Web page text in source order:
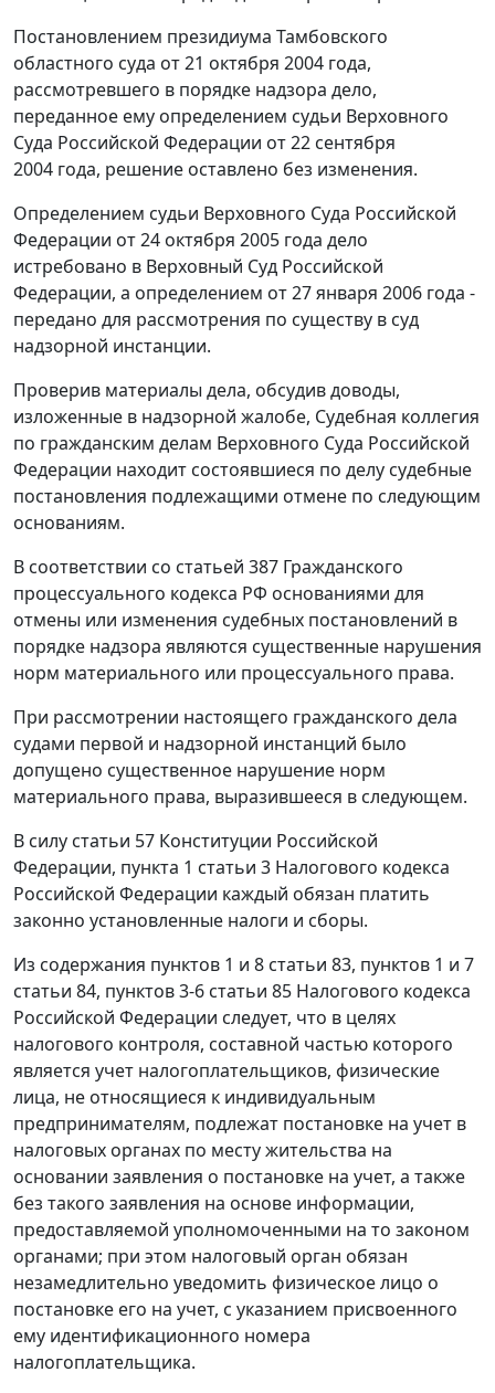
Постановлением президиума Тамбовского
областного суда от 21 октября 2004 года,
рассмотревшего в порядке надзора дело,
переданное ему определением судьи Верховного
Суда Российской Федерации от 22 сентября
2004 года, решение оставлено без изменения.
Определением судьи Верховного Суда Российской
Федерации от 24 октября 2005 года дело
истребовано в Верховный Суд Российской
Федерации, а определением от 27 января 2006 года -
передано для рассмотрения по существу в суд
надзорной инстанции.
Проверив материалы дела, обсудив доводы,
изложенные в надзорной жалобе, Судебная коллегия
по гражданским делам Верховного Суда Российской
Федерации находит состоявшиеся по делу судебные
постановления подлежащими отмене по следующим
основаниям.
В соответствии со статьей 387 Гражданского
процессуального кодекса РФ основаниями для
отмены или изменения судебных постановлений в
порядке надзора являются существенные нарушения
норм материального или процессуального права.
При рассмотрении настоящего гражданского дела
судами первой и надзорной инстанций было
допущено существенное нарушение норм
материального права, выразившееся в следующем.
В силу статьи 57 Конституции Российской
Федерации, пункта 1 статьи 3 Налогового кодекса
Российской Федерации каждый обязан платить
законно установленные налоги и сборы.
Из содержания пунктов 1 и 8 статьи 83, пунктов 1 и 7
статьи 84, пунктов 3-6 статьи 85 Налогового кодекса
Российской Федерации следует, что в целях
налогового контроля, составной частью которого
является учет налогоплательщиков, физические
лица, не относящиеся к индивидуальным
предпринимателям, подлежат постановке на учет в
налоговых органах по месту жительства на
основании заявления о постановке на учет, а также
без такого заявления на основе информации,
предоставляемой уполномоченными на то законом
органами; при этом налоговый орган обязан
незамедлительно уведомить физическое лицо о
постановке его на учет, с указанием присвоенного
ему идентификационного номера
налогоплательщика.